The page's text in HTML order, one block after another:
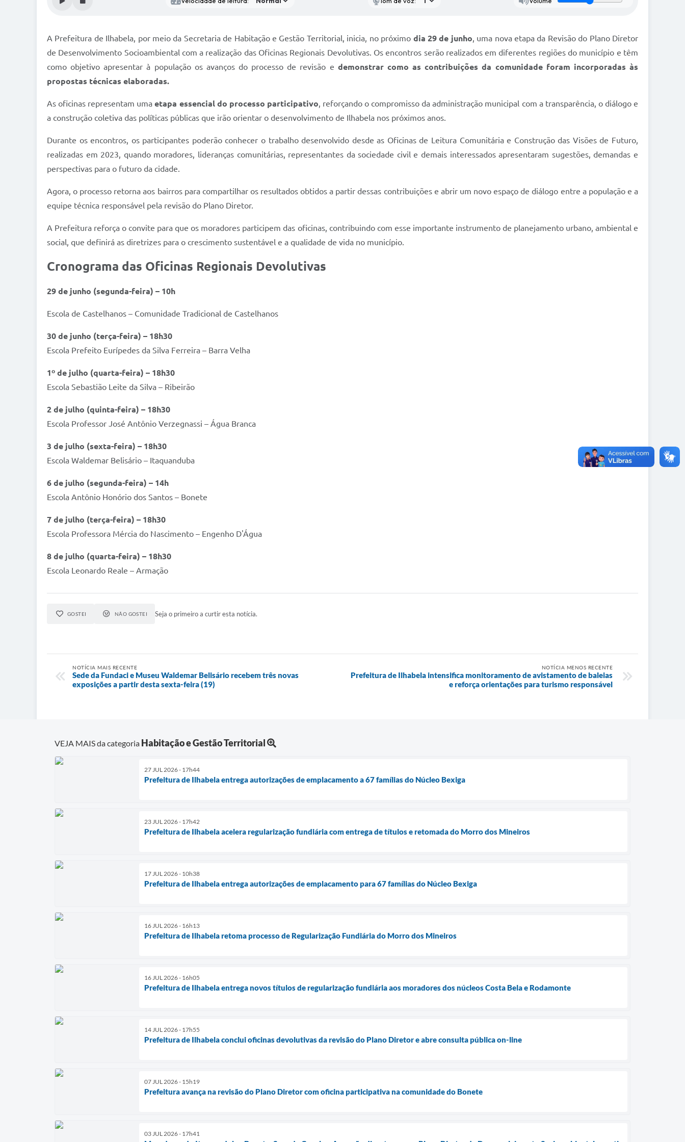
A Prefeitura de Ilhabela, por meio da Secretaria de Habitação e Gestão Territorial, inicia, no próximo dia 29 de junho, uma nova etapa da Revisão do Plano Diretor
de Desenvolvimento Socioambiental com a realização das Oficinas Regionais Devolutivas. Os encontros serão realizados em diferentes regiões do município e têm
como objetivo apresentar à população os avanços do processo de revisão e demonstrar como as contribuições da comunidade foram incorporadas às
propostas técnicas elaboradas.
As oficinas representam umaetapa essencial do processo participativo, reforçando o compromisso da administração municipal com a transparência, o diálogo e
a construção coletiva das políticas públicas que irão orientar o desenvolvimento de Ilhabela nos próximos anos.
Durante os encontros, os participantes poderão conhecer o trabalho desenvolvido desde as Oficinas de Leitura Comunitária e Construção das Visões de Futuro,
realizadas em 2023, quando moradores, lideranças comunitárias, representantes da sociedade civil e demais interessados apresentaram sugestões, demandas e
perspectivas para o futuro da cidade.
Agora, o processo retorna aos bairros para compartilhar os resultados obtidos a partir dessas contribuições e abrir um novo espaço de diálogo entre a população e a
equipe técnica responsável pela revisão do Plano Diretor.
A Prefeitura reforça o convite para que os moradores participem das oficinas, contribuindo com esse importante instrumento de planejamento urbano, ambiental e
social, que definirá as diretrizes para o crescimento sustentável e a qualidade de vida no município.
Cronograma das Oficinas Regionais Devolutivas
29 de junho (segunda-feira) – 10h
Escola de Castelhanos – Comunidade Tradicional de Castelhanos
30 de junho (terça-feira) – 18h30
Escola Prefeito Eurípedes da Silva Ferreira – Barra Velha
1º de julho (quarta-feira) – 18h30
Escola Sebastião Leite da Silva – Ribeirão
2 de julho (quinta-feira) – 18h30
Escola Professor José Antônio Verzegnassi – Água Branca
3 de julho (sexta-feira) – 18h30
Escola Waldemar Belisário – Itaquanduba
6 de julho (segunda-feira) – 14h
Escola Antônio Honório dos Santos – Bonete
7 de julho (terça-feira) – 18h30
Escola Professora Mércia do Nascimento – Engenho D'Água
8 de julho (quarta-feira) – 18h30
Escola Leonardo Reale – Armação
GOSTEI NÃO GOSTEI Seja o primeiro a curtir esta notícia.
NOTÍCIA MAIS RECENTE
Sede da Fundaci e Museu Waldemar Belisário recebem três novas
exposições a partir desta sexta-feira (19)
NOTÍCIA MENOS RECENTE
Prefeitura de Ilhabela intensifica monitoramento de avistamento de baleias
e reforça orientações para turismo responsável
VEJA MAIS da categoria Habitação e Gestão Territorial
27 JUL 2026 - 17h44
Prefeitura de Ilhabela entrega autorizações de emplacamento a 67 famílias do Núcleo Bexiga
23 JUL 2026 - 17h42
Prefeitura de Ilhabela acelera regularização fundiária com entrega de títulos e retomada do Morro dos Mineiros
17 JUL 2026 - 10h38
Prefeitura de Ilhabela entrega autorizações de emplacamento para 67 famílias do Núcleo Bexiga
16 JUL 2026 - 16h13
Prefeitura de Ilhabela retoma processo de Regularização Fundiária do Morro dos Mineiros
16 JUL 2026 - 16h05
Prefeitura de Ilhabela entrega novos títulos de regularização fundiária aos moradores dos núcleos Costa Bela e Rodamonte
14 JUL 2026 - 17h55
Prefeitura de Ilhabela conclui oficinas devolutivas da revisão do Plano Diretor e abre consulta pública on-line
07 JUL 2026 - 15h19
Prefeitura avança na revisão do Plano Diretor com oficina participativa na comunidade do Bonete
03 JUL 2026 - 17h41